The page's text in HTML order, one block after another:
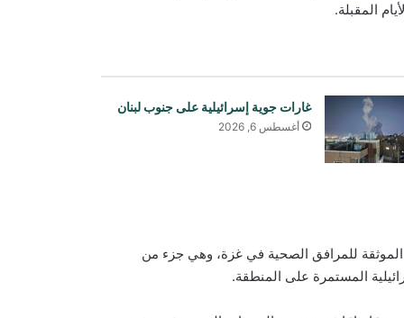
المقبلة.
غارات جوية إسرائيلية على جنوب لبنان
أغسطس 6, 2026
للمرافق الصحية في غزة، وهي جزء من
المستمرة على المنطقة.
دعت منظمة العفو الدولية إلى منح عمران